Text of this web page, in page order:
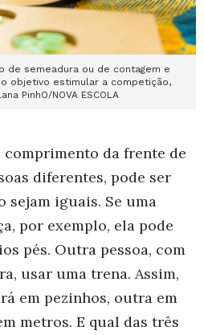
de semeadura ou de contagem e
objetivo estimular a competição,
PinhO/NOVA ESCOLA
comprimento da frente de
diferentes, pode ser
sejam iguais. Se uma
por exemplo, ela pode
pés. Outra pessoa, com
usar uma trena. Assim,
em pezinhos, outra em
metros. E qual das três